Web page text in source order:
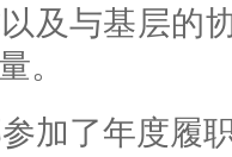
及与基层的
。
加了年度履